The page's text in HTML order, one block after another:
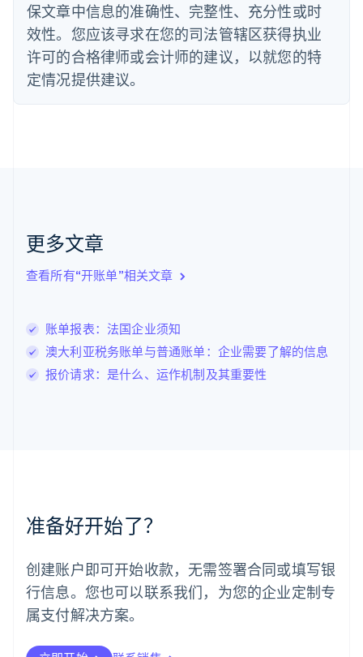
保文章中信息的准确性、完整性、充分性或时
效性。您应该寻求在您的司法管辖区获得执业
许可的合格律师或会计师的建议，以就您的特
定情况提供建议。
更多文章
查看所有“开账单”相关文章
账单报表：法国企业须知
澳大利亚税务账单与普通账单：企业需要了解的信息
报价请求：是什么、运作机制及其重要性
准备好开始了？
创建账户即可开始收款，无需签署合同或填写银
行信息。您也可以联系我们，为您的企业定制专
属支付解决方案。
法国
Français English
芬兰
English Svenska
荷兰
立陶宛
列支敦士登
FrançaisDeutschEnglish
罗马尼亚
English
马尔他
English
葡萄牙
日本
日本語 English
瑞典
SvenskaEnglish
Deutsch FrançaisItaliano English